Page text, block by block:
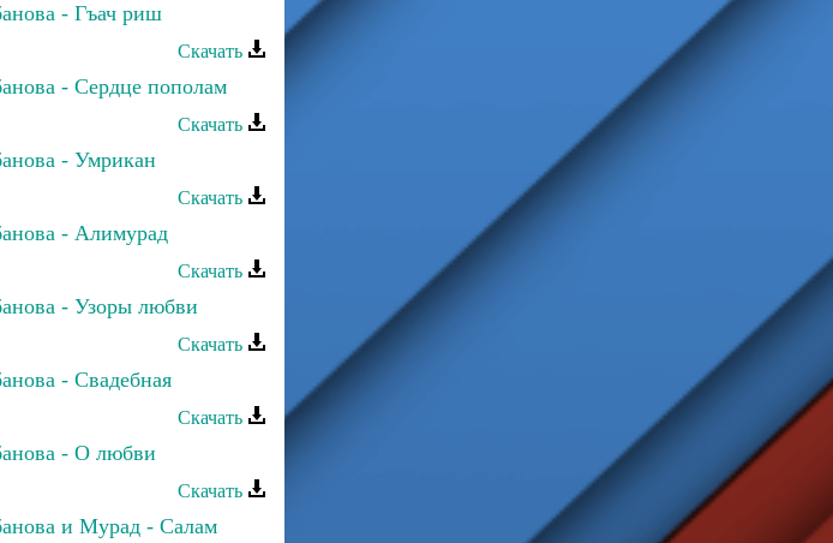
- Гъач риш
Скачать
- Сердце пополам
Скачать
- Умрикан
Скачать
- Алимурад
Скачать
- Узоры любви
Скачать
- Свадебная
Скачать
- О любви
Скачать
и Мурад - Салам